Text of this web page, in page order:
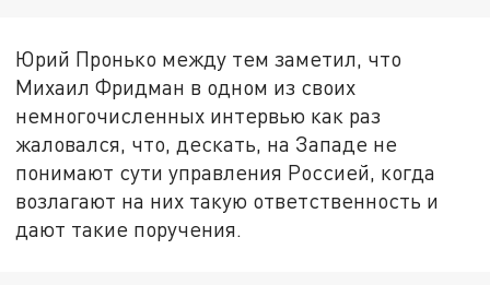
Юрий Пронько между тем заметил, что
Михаил Фридман в одном из своих
немногочисленных интервью как раз
жаловался, что, дескать, на Западе не
понимают сути управления Россией, когда
возлагают на них такую ответственность и
дают такие поручения.